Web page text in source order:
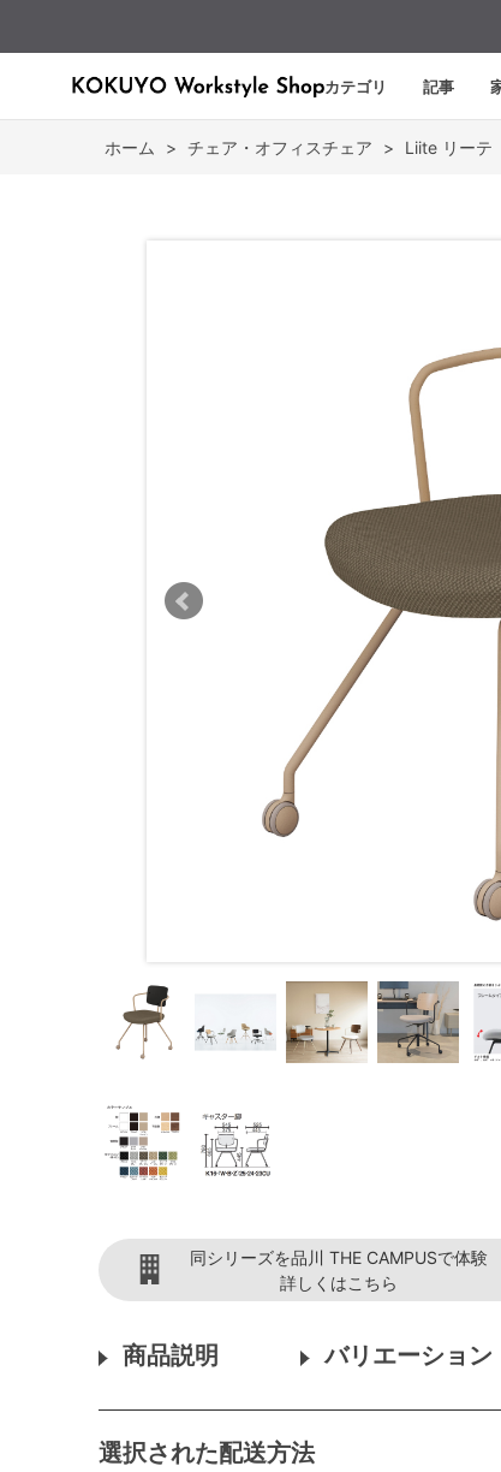
カテゴリ 記事
ホーム > チェア・オフィスチェア > Liite リーテ
同シリーズを品川 THE CAMPUSで体験
詳しくはこちら
商品説明 バリエーション
選択された配送方法